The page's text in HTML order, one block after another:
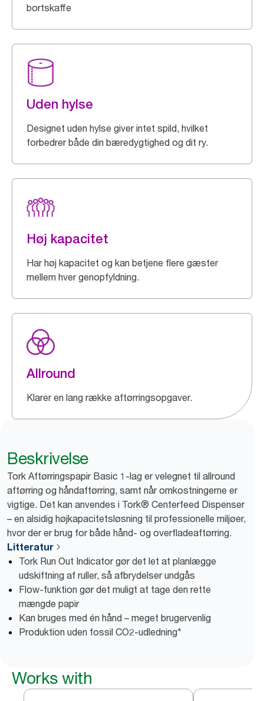
bortskaffe
Uden hylse
Designet uden hylse giver intet spild, hvilket
forbedrer både din bæredygtighed og dit ry.
Høj kapacitet
Har høj kapacitet og kan betjene flere gæster
mellem hver genopfyldning.
Allround
Klarer en lang række aftørringsopgaver.
Beskrivelse
Tork Aftørringspapir Basic 1-lag er velegnet til allround
aftørring og håndaftørring, samt når omkostningerne er
vigtige. Det kan anvendes i Tork® Centerfeed Dispenser
– en alsidig højkapacitetsløsning til professionelle miljøer,
hvor der er brug for både hånd- og overfladeaftørring.
Litteratur
Tork Run Out Indicator gør det let at planlægge
udskiftning af ruller, så afbrydelser undgås
Flow-funktion gør det muligt at tage den rette
mængde papir
Kan bruges med én hånd – meget brugervenlig
Produktion uden fossil CO2-udledning*
Works with